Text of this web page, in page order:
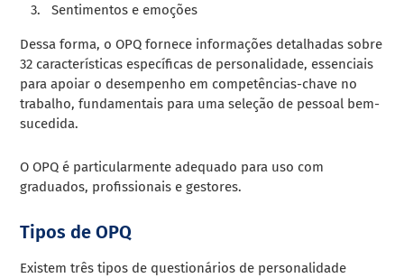
Sentimentos e emoções
Dessa forma, o OPQ fornece informações detalhadas sobre
32 características específicas de personalidade, essenciais
para apoiar o desempenho em competências-chave no
trabalho, fundamentais para uma seleção de pessoal bem-
sucedida.
O OPQ é particularmente adequado para uso com
graduados, profissionais e gestores.
Tipos de OPQ
Existem três tipos de questionários de personalidade